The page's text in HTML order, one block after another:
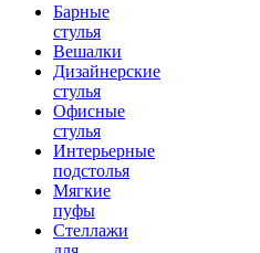
Барные
стулья
Вешалки
Дизайнерские
стулья
Офисные
стулья
Интерьерные
подстолья
Мягкие
пуфы
Стеллажи